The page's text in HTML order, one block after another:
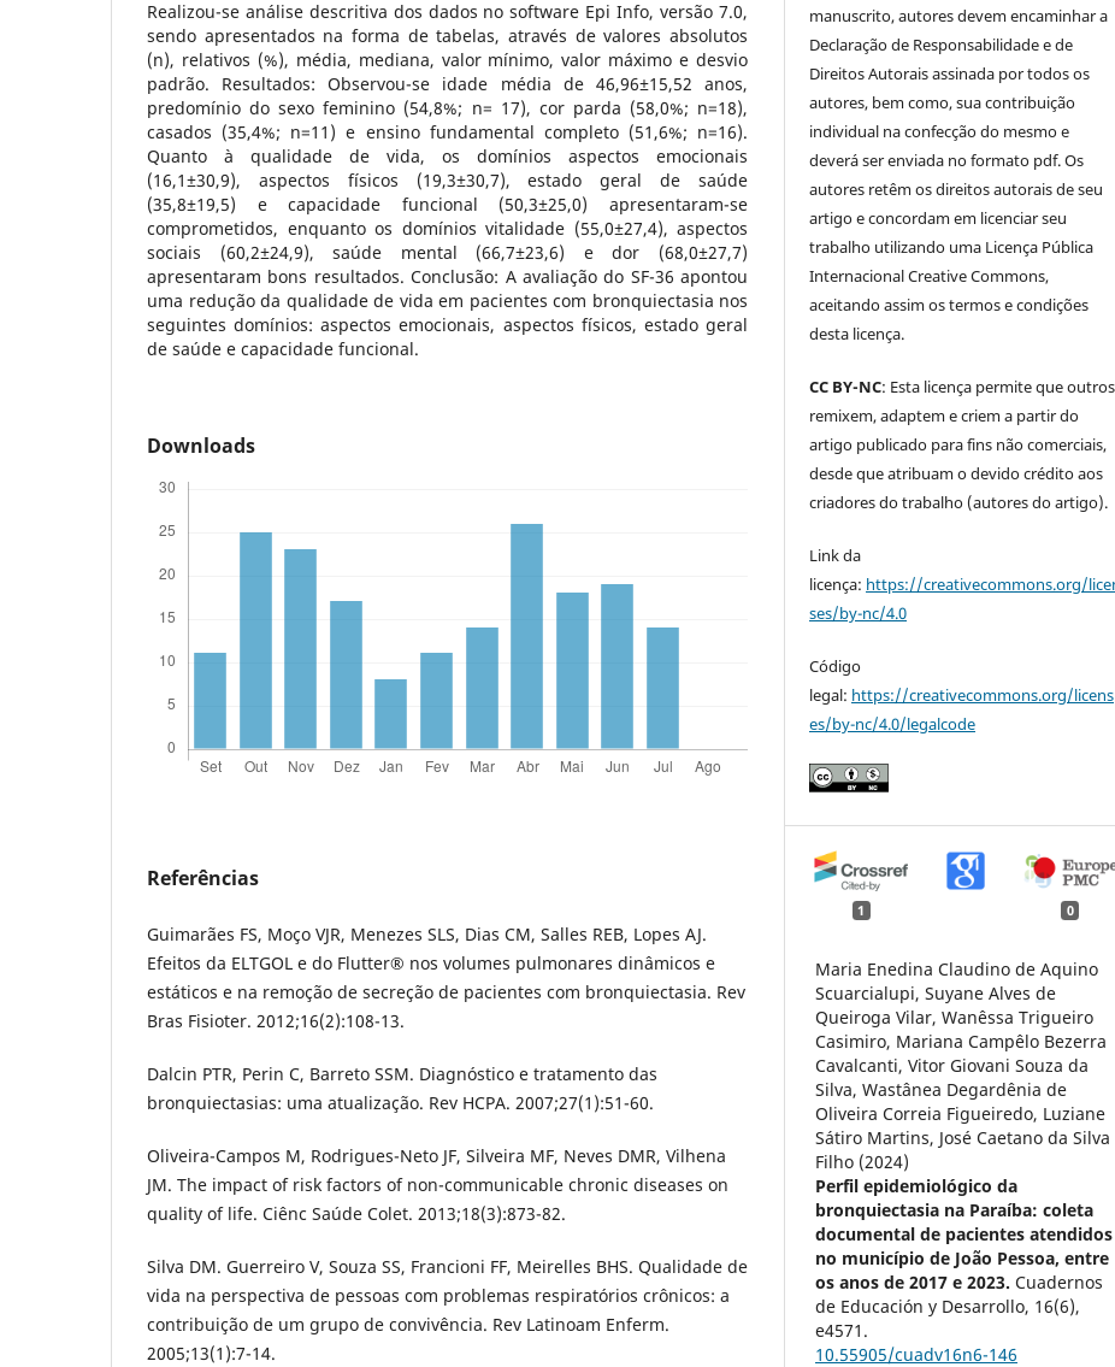
Realizou-se análise descritiva dos dados no software Epi Info, versão 7.0,
sendo apresentados na forma de tabelas, através de valores absolutos
(n), relativos (%), média, mediana, valor mínimo, valor máximo e desvio
padrão. Resultados: Observou-se idade média de 46,96±15,52 anos,
predomínio do sexo feminino (54,8%; n= 17), cor parda (58,0%; n=18),
casados (35,4%; n=11) e ensino fundamental completo (51,6%; n=16).
Quanto à qualidade de vida, os domínios aspectos emocionais
(16,1±30,9), aspectos físicos (19,3±30,7), estado geral de saúde
(35,8±19,5) e capacidade funcional (50,3±25,0) apresentaram-se
comprometidos, enquanto os domínios vitalidade (55,0±27,4), aspectos
sociais (60,2±24,9), saúde mental (66,7±23,6) e dor (68,0±27,7)
apresentaram bons resultados. Conclusão: A avaliação do SF-36 apontou
uma redução da qualidade de vida em pacientes com bronquiectasia nos
seguintes domínios: aspectos emocionais, aspectos físicos, estado geral
de saúde e capacidade funcional.
Downloads
Referências
Guimarães FS, Moço VJR, Menezes SLS, Dias CM, Salles REB, Lopes AJ.
Efeitos da ELTGOL e do Flutter® nos volumes pulmonares dinâmicos e
estáticos e na remoção de secreção de pacientes com bronquiectasia. Rev
Bras Fisioter. 2012;16(2):108-13.
Dalcin PTR, Perin C, Barreto SSM. Diagnóstico e tratamento das
bronquiectasias: uma atualização. Rev HCPA. 2007;27(1):51-60.
Oliveira-Campos M, Rodrigues-Neto JF, Silveira MF, Neves DMR, Vilhena
JM. The impact of risk factors of non-communicable chronic diseases on
quality of life. Ciênc Saúde Colet. 2013;18(3):873-82.
Silva DM. Guerreiro V, Souza SS, Francioni FF, Meirelles BHS. Qualidade de
vida na perspectiva de pessoas com problemas respiratórios crônicos: a
contribuição de um grupo de convivência. Rev Latinoam Enferm.
2005;13(1):7-14.
manuscrito, autores devem encaminhar a
Declaração de Responsabilidade e de
Direitos Autorais assinada por todos os
autores, bem como, sua contribuição
individual na confecção do mesmo e
deverá ser enviada no formato pdf. Os
autores retêm os direitos autorais de seu
artigo e concordam em licenciar seu
trabalho utilizando uma Licença Pública
Internacional Creative Commons,
aceitando assim os termos e condições
desta licença.
CC BY-NC: Esta licença permite que outros
remixem, adaptem e criem a partir do
artigo publicado para fins não comerciais,
desde que atribuam o devido crédito aos
criadores do trabalho (autores do artigo).
Link da
licença: https://creativecommons.org/
ses/by-nc/4.0
Código
legal: https://creativecommons.org/licens
es/by-nc/4.0/legalcode
1 0
Maria Enedina Claudino de Aquino
Scuarcialupi, Suyane Alves de
Queiroga Vilar, Wanêssa Trigueiro
Casimiro, Mariana Campêlo Bezerra
Cavalcanti, Vitor Giovani Souza da
Silva, Wastânea Degardênia de
Oliveira Correia Figueiredo, Luziane
Sátiro Martins, José Caetano da Silva
Filho (2024)
Perfil epidemiológico da
bronquiectasia na Paraíba: coleta
documental de pacientes atendidos
no município de João Pessoa, entre
os anos de 2017 e 2023.Cuadernos
de Educación y Desarrollo, 16(6),
e4571.
10.55905/cuadv16n6-146